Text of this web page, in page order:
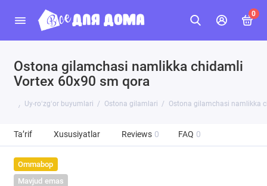
0
Ostona gilamchasi namlikka chidamli
Vortex 60x90 sm qora
Uy-roʻzgʻor buyumlari Ostona gilamlari Ostona gilamchasi namlikka
Ta’rif Xususiyatlar Reviews 0 FAQ 0
Ommabop
Mavjud emas